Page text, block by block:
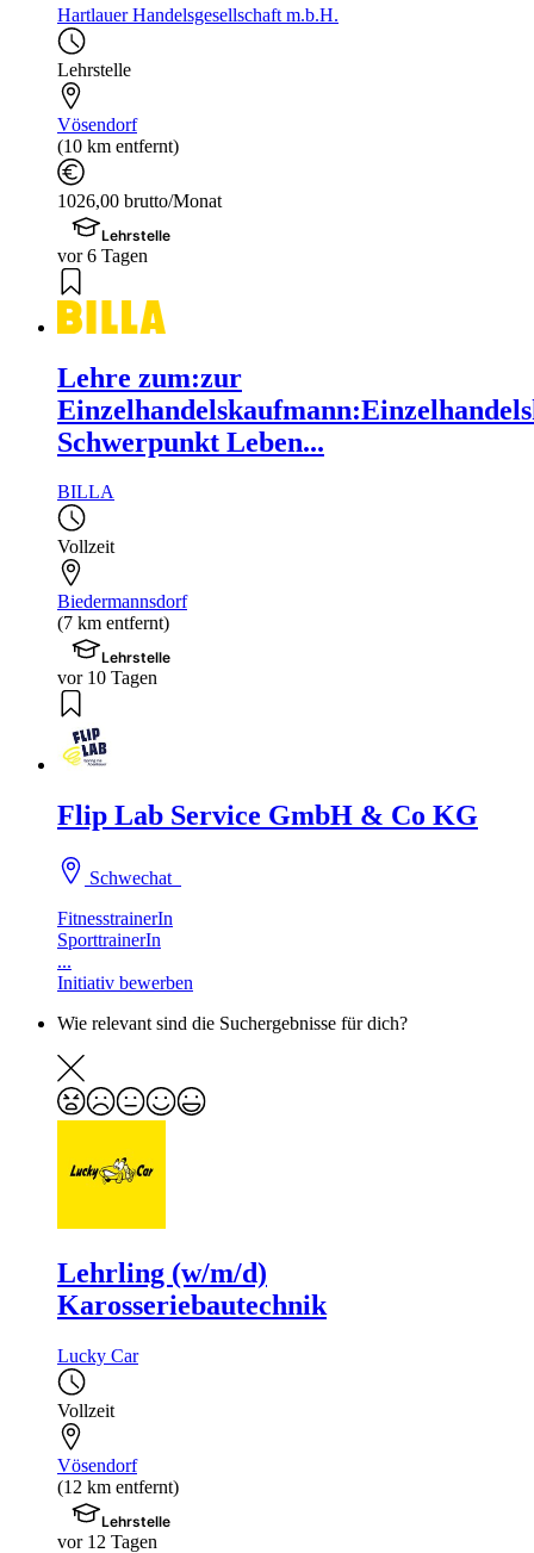
Hartlauer Handelsgesellschaft m.b.H.
Lehrstelle
Vösendorf
(10 km entfernt)
1026,00 brutto/Monat
Lehrstelle
vor 6 Tagen
Lehre zum:zur
Schwerpunkt Leben...
BILLA
Vollzeit
Biedermannsdorf
(7 km entfernt)
Lehrstelle
vor 10 Tagen
Flip Lab Service GmbH & Co KG
Schwechat
FitnesstrainerIn
SporttrainerIn
...
Initiativ bewerben
Wie relevant sind die Suchergebnisse für dich?
Lehrling (w/m/d)
Karosseriebautechnik
Lucky Car
Vollzeit
Vösendorf
(12 km entfernt)
Lehrstelle
vor 12 Tagen